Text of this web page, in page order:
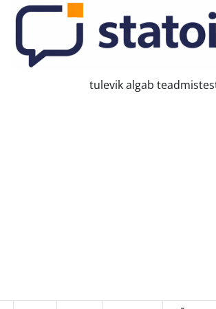
tulevik algab